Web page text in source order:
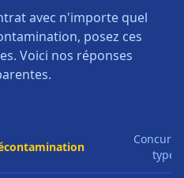
avec n'importe quel
posez ces
Voici nos réponses
type